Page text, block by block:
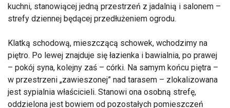
kuchni, stanowiącej jedną przestrzeń z jadalnią i salonem –
strefy dziennej będącej przedłużeniem ogrodu.
Klatką schodową, mieszczącą schowek, wchodzimy na
piętro. Po lewej znajduje się łazienka i bawialnia, po prawej
– pokój syna, kolejny zaś – córki. Na samym końcu piętra –
w przestrzeni „zawieszonej” nad tarasem – zlokalizowana
jest sypialnia właścicieli. Stanowi ona osobną strefę,
oddzielona jest bowiem od pozostałych pomieszczeń